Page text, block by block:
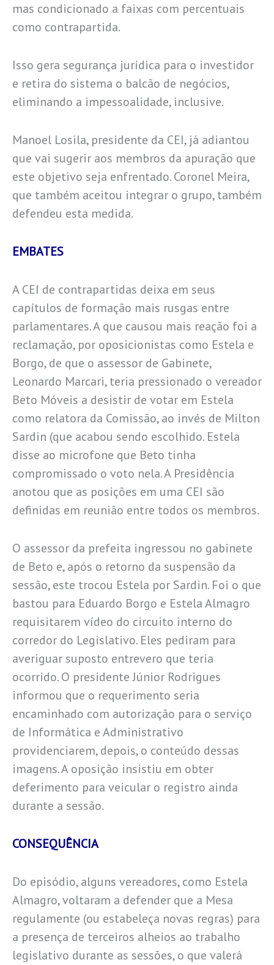
mas condicionado a faixas com percentuais
como contrapartida.
Isso gera segurança jurídica para o investidor
e retira do sistema o balcão de negócios,
eliminando a impessoalidade, inclusive.
Manoel Losila, presidente da CEI, já adiantou
que vai sugerir aos membros da apuração que
este objetivo seja enfrentado. Coronel Meira,
que também aceitou integrar o grupo, também
defendeu esta medida.
EMBATES
A CEI de contrapartidas deixa em seus
capítulos de formação mais rusgas entre
parlamentares. A que causou mais reação foi a
reclamação, por oposicionistas como Estela e
Borgo, de que o assessor de Gabinete,
Leonardo Marcari, teria pressionado o vereador
Beto Móveis a desistir de votar em Estela
como relatora da Comissão, ao invés de Milton
Sardin (que acabou sendo escolhido. Estela
disse ao microfone que Beto tinha
compromissado o voto nela. A Presidência
anotou que as posições em uma CEI são
definidas em reunião entre todos os membros.
O assessor da prefeita ingressou no gabinete
de Beto e, após o retorno da suspensão da
sessão, este trocou Estela por Sardin. Foi o que
bastou para Eduardo Borgo e Estela Almagro
requisitarem vídeo do circuito interno do
corredor do Legislativo. Eles pediram para
averiguar suposto entrevero que teria
ocorrido. O presidente Júnior Rodrigues
informou que o requerimento seria
encaminhado com autorização para o serviço
de Informática e Administrativo
providenciarem, depois, o conteúdo dessas
imagens. A oposição insistiu em obter
deferimento para veicular o registro ainda
durante a sessão.
CONSEQUÊNCIA
Do episódio, alguns vereadores, como Estela
Almagro, voltaram a defender que a Mesa
regulamente (ou estabeleça novas regras) para
a presença de terceiros alheios ao trabalho
legislativo durante as sessões, o que valerá